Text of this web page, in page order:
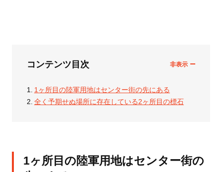
コンテンツ目次
1ヶ所目の陸軍用地はセンター街の先にある
全く予期せぬ場所に存在している2ヶ所目の標石
1ヶ所目の陸軍用地はセンター街の